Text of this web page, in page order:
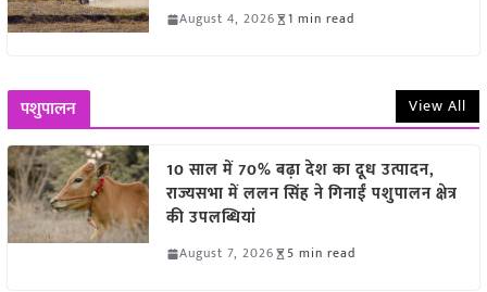
August 4, 2026 1 min read
पशुपालन View All
10 साल में 70% बढ़ा देश का दूध उत्पादन,
राज्यसभा में ललन सिंह ने गिनाईं पशुपालन क्षेत्र
की उपलब्धियां
August 7, 2026 5 min read